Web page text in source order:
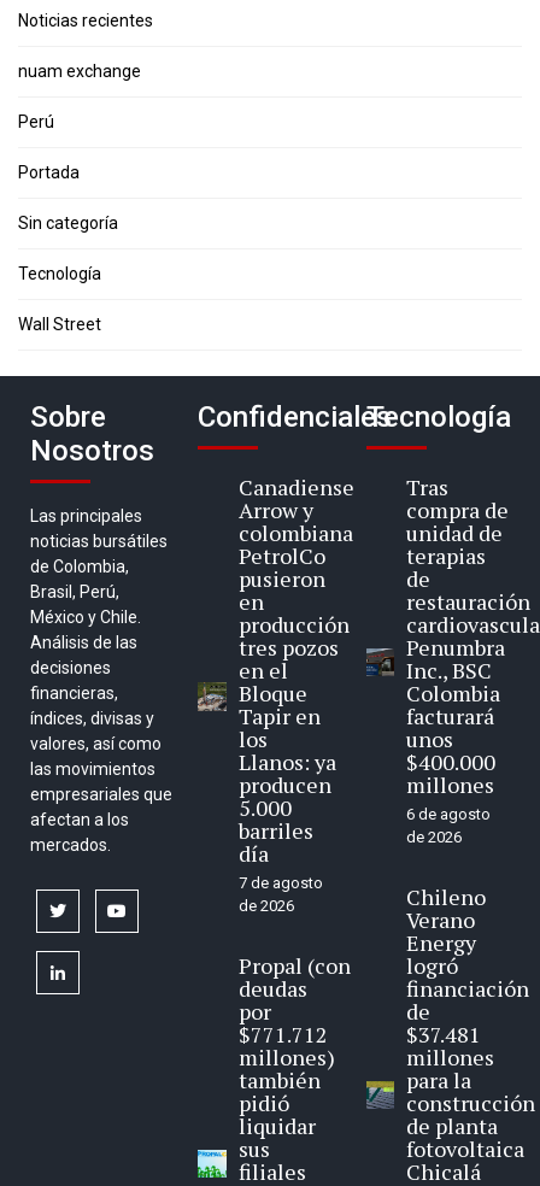
Noticias recientes
nuam exchange
Perú
Portada
Sin categoría
Tecnología
Wall Street
Sobre
Nosotros
Las principales
noticias bursátiles
de Colombia,
Brasil, Perú,
México y Chile.
Análisis de las
decisiones
financieras,
índices, divisas y
valores, así como
las movimientos
empresariales que
afectan a los
mercados.
twitter
linkedin
Confidenciales
Canadiense
Arrow y
colombiana
PetrolCo
pusieron
en
producción
tres pozos
en el
Bloque
Tapir en
los
Llanos: ya
producen
5.000
barriles
día
7 de agosto
de 2026
Propal (con
deudas
por
$771.712
millones)
también
pidió
liquidar
sus
filiales
Tecnología
Tras
compra de
unidad de
terapias
de
restauración
Penumbra
Inc., BSC
Colombia
facturará
unos
$400.000
millones
6 de agosto
de 2026
Chileno
Verano
Energy
logró
financiación
de
$37.481
millones
para la
construcción
de planta
fotovoltaica
Chicalá